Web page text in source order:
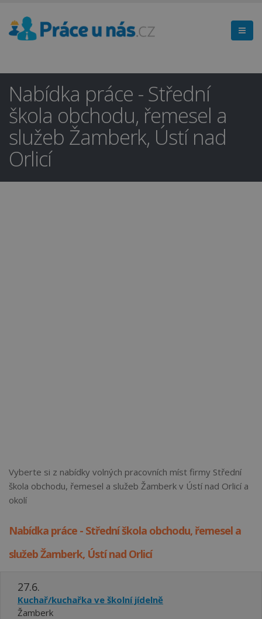
Nabídka práce - Střední
škola obchodu, řemesel a
služeb Žamberk, Ústí nad
Orlicí
Vyberte si z nabídky volných pracovních míst firmy Střední
škola obchodu, řemesel a služeb Žamberk v Ústí nad Orlicí a
okolí
Nabídka práce - Střední škola obchodu, řemesel a
služeb Žamberk, Ústí nad Orlicí
27.6.
Kuchař/kuchařka ve školní jídelně
Žamberk